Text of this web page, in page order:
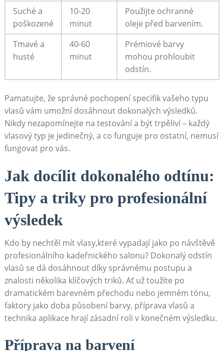
Suché a
poškozené
10-20
minut
Použijte ochranné
oleje před barvením.
Tmavé a
husté
40-60
minut
Prémiové barvy
mohou ​prohloubit
odstín.
Pamatujte, že správné pochopení specifik vašeho typu
vlasů‍ vám ⁤umožní ‍dosáhnout dokonalých výsledků.
Nikdy nezapomínejte na testování a být trpěliví – každý
⁤vlasový typ je jedinečný, a co funguje pro ostatní, nemusí
fungovat pro ‌vás.
Jak docílit ⁤dokonalého odtínu:
Tipy ⁣a triky pro ‌profesionální
výsledek
Kdo by nechtěl mít vlasy,které vypadají jako po ⁤návštěvě
profesionálního kadeřnického salonu?‍ Dokonalý odstín
vlasů se dá dosáhnout díky‍ správnému postupu​ a
znalosti‌ několika klíčových triků. Ať už toužíte​ po
dramatickém barevném přechodu nebo jemném tónu,
faktory‌ jako doba⁤ působení barvy, příprava vlasů a
technika‍ aplikace hrají zásadní ⁢roli v konečném výsledku.
Příprava na barvení